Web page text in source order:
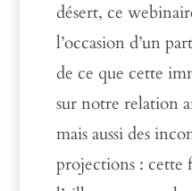
désert, ce
l’occasion d’un
de ce que cette
sur notre relation
mais aussi des
projections : cette